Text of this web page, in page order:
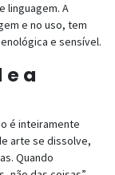
linguagem. A
e no uso, tem
e sensível.
e a
é inteiramente
arte se dissolve,
Quando